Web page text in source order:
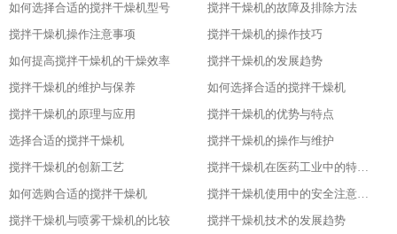
如何选择合适的搅拌干燥机型号
搅拌干燥机的故障及排除方法
搅拌干燥机操作注意事项
搅拌干燥机的操作技巧
如何提高搅拌干燥机的干燥效率
搅拌干燥机的发展趋势
搅拌干燥机的维护与保养
如何选择合适的搅拌干燥机
搅拌干燥机的原理与应用
搅拌干燥机的优势与特点
选择合适的搅拌干燥机
搅拌干燥机的操作与维护
搅拌干燥机的创新工艺
搅拌干燥机在医药工业中的特殊应用
如何选购合适的搅拌干燥机
搅拌干燥机使用中的安全注意事项
搅拌干燥机与喷雾干燥机的比较
搅拌干燥机技术的发展趋势